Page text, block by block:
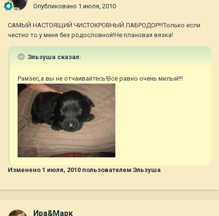
Опубликовано 1 июля, 2010
САМЫЙ НАСТОЯЩИЙ ЧИСТОКРОВНЫЙ ЛАБРОДОР!!!Только если
честно то у меня без родословной!Не плановая вязка!
Эльзуша сказал:
Рамзес,а вы не отчаивайтесь!Все равно очень милый!!!
Изменено 1 июля, 2010 пользователем Эльзуша
Ира&Марк